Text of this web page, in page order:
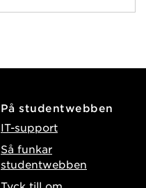
På studentwebben
IT-support
Så funkar
studentwebben